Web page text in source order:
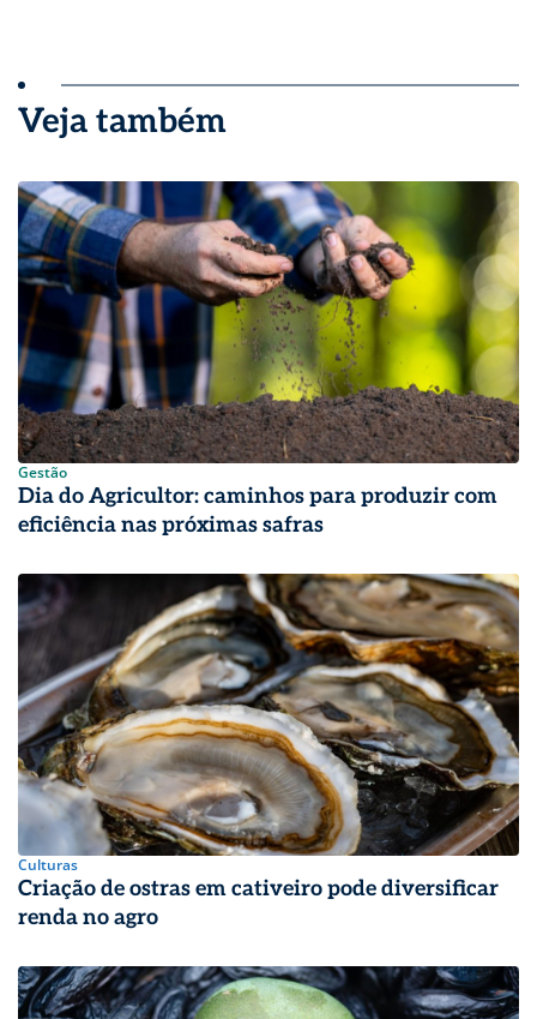
Veja também
Gestão
Dia do Agricultor: caminhos para produzir com
eficiência nas próximas safras
Culturas
Criação de ostras em cativeiro pode diversificar
renda no agro